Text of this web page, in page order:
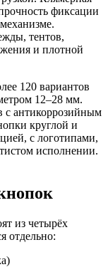
фиксации
тентов,
и плотной
120 вариантов
12–28 мм.
с антикоррозийным
круглой и
с логотипами,
исполнении.
из четырёх
отдельно: